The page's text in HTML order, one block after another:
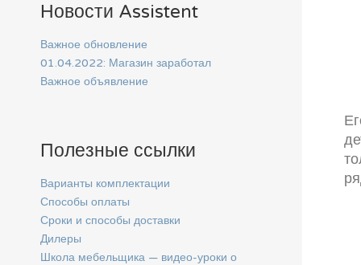
Новости Assistent
Важное обновление
01.04.2022: Магазин заработал
Важное объявление
Полезные ссылки
Варианты комплектации
Способы оплаты
Сроки и способы доставки
Дилеры
Школа мебельщика — видео-уроки о